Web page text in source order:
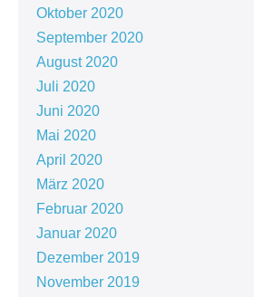
Oktober 2020
September 2020
August 2020
Juli 2020
Juni 2020
Mai 2020
April 2020
März 2020
Februar 2020
Januar 2020
Dezember 2019
November 2019